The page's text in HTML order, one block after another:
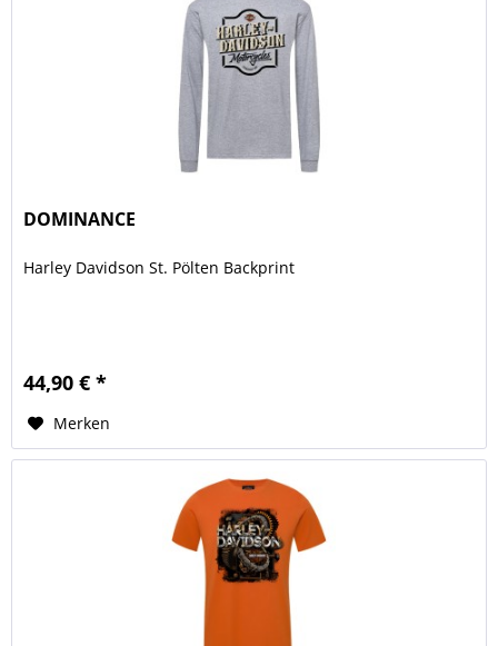
DOMINANCE
Harley Davidson St. Pölten Backprint
44,90 € *
Merken